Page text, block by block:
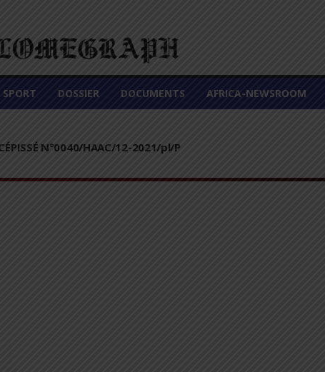
SPORT DOSSIER DOCUMENTS AFRICA-NEWSROOM
N°0040/HAAC/12-2021/pl/P